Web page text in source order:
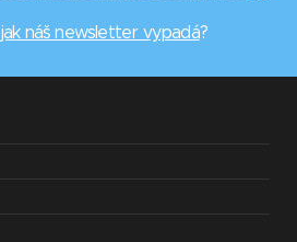
jak náš newsletter vypadá?